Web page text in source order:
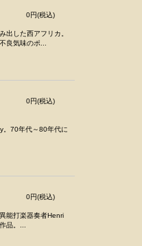
0円(税込)
出した西アフリカ。
良気味のポ...
0円(税込)
。70年代～80年代に
0円(税込)
能打楽器奏者Henri
品。...